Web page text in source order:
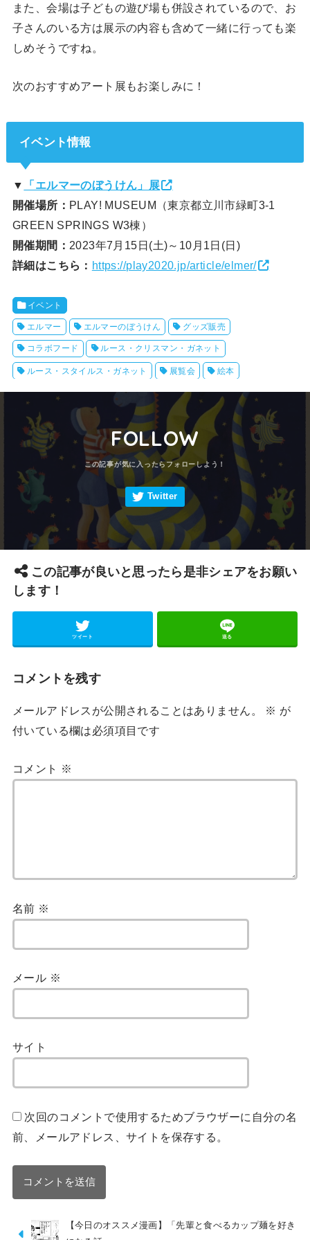
また、会場は子どもの遊び場も併設されているので、お
子さんのいる方は展示の内容も含めて一緒に行っても楽
しめそうですね。
次のおすすめアート展もお楽しみに！
イベント情報
▼
「エルマーのぼうけん」展
開催場所： PLAY! MUSEUM（東京都立川市緑町3-1
GREEN SPRINGS W3棟）
開催期間： 2023年7月15日(土)～10月1日(日)
詳細はこちら： https://play2020.jp/article/elmer/
イベント
エルマー エルマーのぼうけん グッズ販売
コラボフード ルース・クリスマン・ガネット
ルース・スタイルス・ガネット 展覧会 絵本
FOLLOW
この記事が良いと思ったら是非シェアをお願い
します！
ツイート 送る
コメントを残す
メールアドレスが公開されることはありません。 ※ が
付いている欄は必須項目です
コメント ※
名前 ※
メール ※
サイト
次回のコメントで使用するためブラウザーに自分の名
前、メールアドレス、サイトを保存する。
【今日のオススメ漫画】「先輩と食べるカップ麺を好き